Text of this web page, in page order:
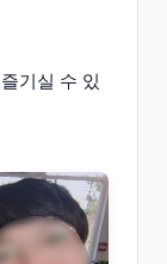
기실 수 있